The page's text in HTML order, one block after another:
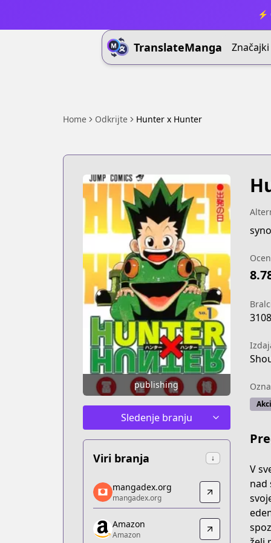
⚡
TranslateManga Značajki
Home Odkrijte Hunter x Hunter
publishing
Sledenje branju
Viri branja ↓
mangadex.org
mangadex.org
https://mangadex.org/title/db692d58-
Amazon
mangadex.org
mangadex.org
Amazon
Amazon
V
nad